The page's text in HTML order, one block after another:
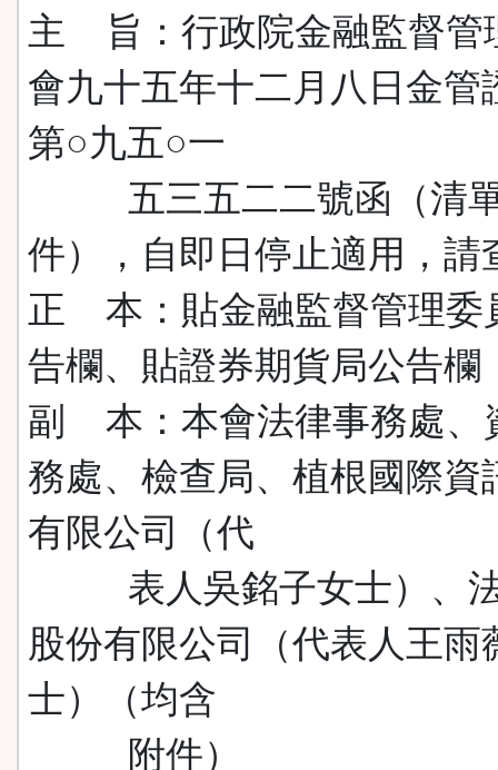
主 旨：行政院金融監督管
會九十五年十二月八日金管
第○九五○一
五三五二二號函（清
件），自即日停止適用，請
正 本：貼金融監督管理委
告欄、貼證券期貨局公告欄
副 本：本會法律事務處、
務處、檢查局、植根國際資
有限公司（代
表人吳銘子女士）、法
股份有限公司（代表人王雨
士）（均含
附件）